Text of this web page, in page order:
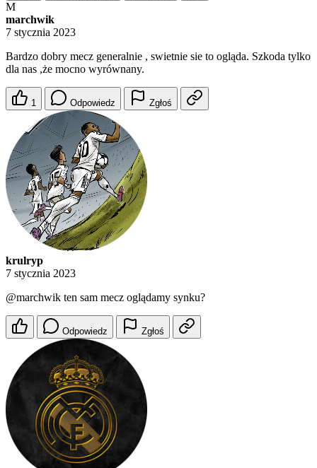
M
marchwik
7 stycznia 2023
Bardzo dobry mecz generalnie , swietnie sie to ogląda. Szkoda tylko
dla nas ,że mocno wyrównany.
1 Odpowiedz Zgłoś
krulryp
7 stycznia 2023
@marchwik ten sam mecz oglądamy synku?
Odpowiedz Zgłoś